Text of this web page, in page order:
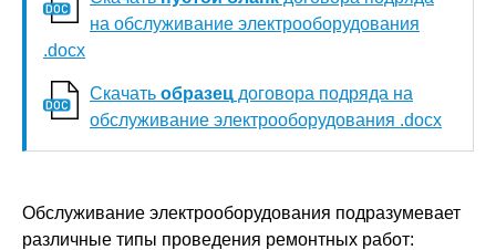
на обслуживание электрооборудования
.docx
Скачать образец договора подряда на
обслуживание электрооборудования .docx
Обслуживание электрооборудования подразумевает
различные типы проведения ремонтных работ: